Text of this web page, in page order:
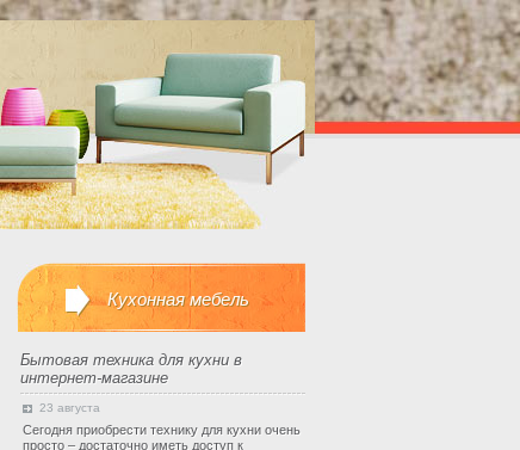
Кухонная мебель
Бытовая техника для кухни в
интернет-магазине
23 августа
Сегодня приобрести технику для кухни очень
просто – достаточно иметь доступ к